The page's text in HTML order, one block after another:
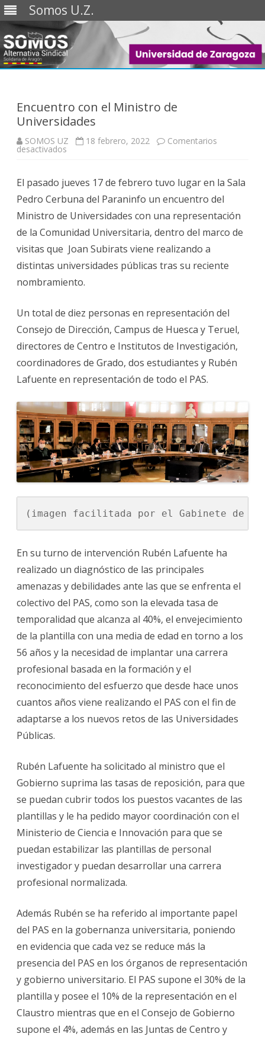
Somos U.Z.
Saltar
Encuentro con el Ministro de
Universidades
SOMOS UZ 18 febrero, 2022 Comentarios
desactivados
Ministro
de
Universidades
El pasado jueves 17 de febrero tuvo lugar en la Sala
Pedro Cerbuna del Paraninfo un encuentro del
Ministro de Universidades con una representación
de la Comunidad Universitaria, dentro del marco de
visitas que Joan Subirats viene realizando a
distintas universidades públicas tras su reciente
nombramiento.
Un total de diez personas en representación del
Consejo de Dirección, Campus de Huesca y Teruel,
directores de Centro e Institutos de Investigación,
coordinadores de Grado, dos estudiantes y Rubén
Lafuente en representación de todo el PAS.
(imagen facilitada por el Gabinete de
En su turno de intervención Rubén Lafuente ha
realizado un diagnóstico de las principales
amenazas y debilidades ante las que se enfrenta el
colectivo del PAS, como son la elevada tasa de
temporalidad que alcanza al 40%, el envejecimiento
de la plantilla con una media de edad en torno a los
56 años y la necesidad de implantar una carrera
profesional basada en la formación y el
reconocimiento del esfuerzo que desde hace unos
cuantos años viene realizando el PAS con el fin de
adaptarse a los nuevos retos de las Universidades
Públicas.
Rubén Lafuente ha solicitado al ministro que el
Gobierno suprima las tasas de reposición, para que
se puedan cubrir todos los puestos vacantes de las
plantillas y le ha pedido mayor coordinación con el
Ministerio de Ciencia e Innovación para que se
puedan estabilizar las plantillas de personal
investigador y puedan desarrollar una carrera
profesional normalizada.
Además Rubén se ha referido al importante papel
del PAS en la gobernanza universitaria, poniendo
en evidencia que cada vez se reduce más la
presencia del PAS en los órganos de representación
y gobierno universitario. El PAS supone el 30% de la
plantilla y posee el 10% de la representación en el
Claustro mientras que en el Consejo de Gobierno
supone el 4%, además en las Juntas de Centro y